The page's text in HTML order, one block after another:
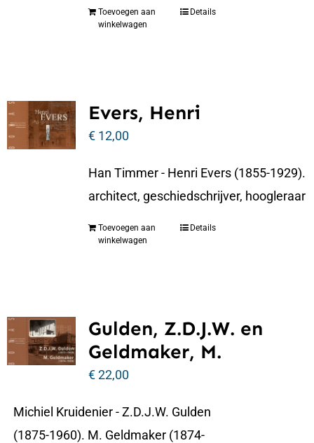
Toevoegen aan
winkelwagen
Details
Evers, Henri
€12,00
Han Timmer - Henri Evers (1855-1929).
architect, geschiedschrijver, hoogleraar
Toevoegen aan
winkelwagen
Details
Gulden, Z.D.J.W. en
Geldmaker, M.
€22,00
Michiel Kruidenier - Z.D.J.W. Gulden
(1875-1960). M. Geldmaker (1874-